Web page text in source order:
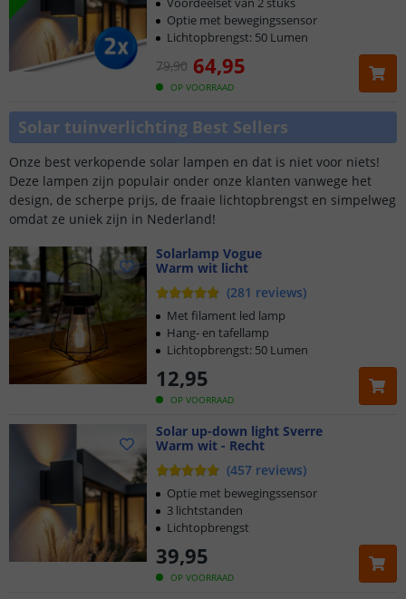
OP VOORRAAD
79,90 64,95
Optie met bewegingssensor
Lichtopbrengst: 50 Lumen
Solar tuinverlichting Best Sellers
Onze best verkopende solar lampen en dat is niet voor niets!
Deze lampen zijn populair onder onze klanten vanwege het
design, de scherpe prijs, de fraaie lichtopbrengst en simpelweg
omdat ze uniek zijn in Nederland!
Solarlamp Vogue
Warm wit licht
(281 reviews)
OP VOORRAAD
12,95
Met filament led lamp
Hang- en tafellamp
Lichtopbrengst: 50 Lumen
Solar up-down light Sverre
Warm wit - Recht
(457 reviews)
OP VOORRAAD
39,95
Optie met bewegingssensor
3 lichtstanden
Lichtopbrengst